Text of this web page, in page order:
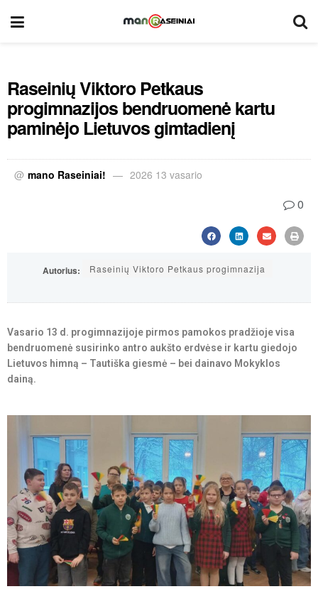
Raseinių Viktoro Petkaus
progimnazijos bendruomenė kartu
paminėjo Lietuvos gimtadienį
@ mano Raseiniai! 2026 13 vasario
0
Autorius: Raseinių Viktoro Petkaus progimnazija
Vasario 13 d. progimnazijoje pirmos pamokos pradžioje visa
bendruomenė susirinko antro aukšto erdvėse ir kartu giedojo
Lietuvos himną – Tautiška giesmė – bei dainavo Mokyklos
dainą.